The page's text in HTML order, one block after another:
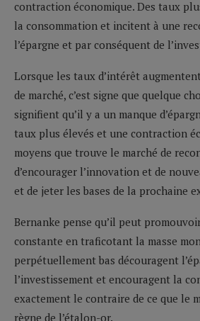
contraction économique. Des taux
la consommation et incitent à une
l’épargne et par conséquent de
Lorsque les taux d’intérêt
de marché, c’est signe que quelque
signifient qu’il y a un manque
taux plus élevés et une contraction
moyens que trouve le marché de
d’encourager l’innovation et de
et de jeter les bases de la prochaine
Bernanke pense qu’il peut
constante en traficotant la masse
perpétuellement bas découragent
l’investissement et encouragent la
exactement le contraire de ce que le
règne de l’étalon-or.